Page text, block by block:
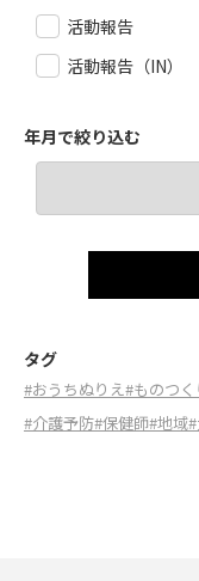
活動報告
活動報告（IN）
年月で絞り込む
タグ
#おうちぬりえ#ものつく
#介護予防#保健師#地域